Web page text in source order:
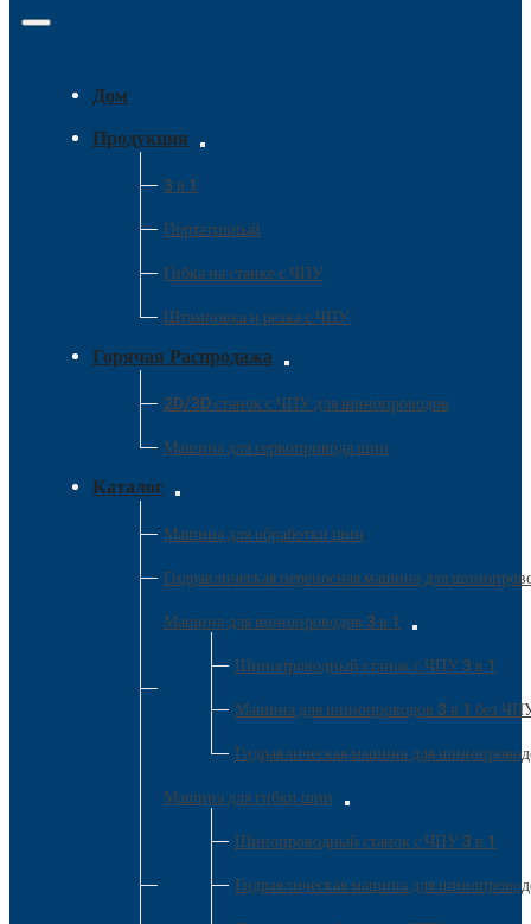
Дом
Продукция
3 в 1
Портативный
Гибка на станке с ЧПУ
Штамповка и резка с ЧПУ
Горячая Распродажа
2D/3D станок с ЧПУ для шинопроводов
Машина для сервопривода шин
Каталог
Машина для обработки шин
Гидравлическая переносная машина для
Машина для шинопроводов 3 в 1
Шинопроводный станок с ЧПУ 3 в 1
Машина для шинопроводов 3 в 1 без
Гидравлическая машина для
Машина для гибки шин
Шинопроводный станок с ЧПУ 3 в 1
Гидравлическая машина для